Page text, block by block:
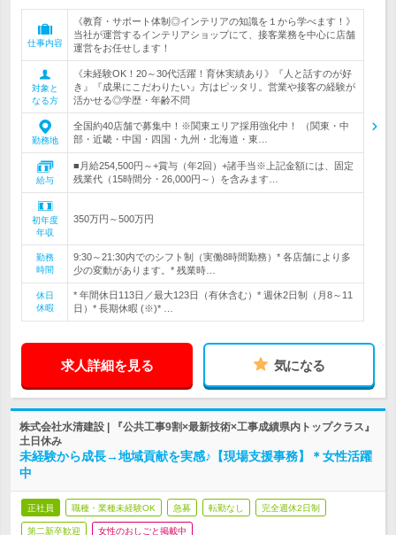
仕事内容
《教育・サポート体制◎インテリアの知識を１から学べます！》
当社が運営するインテリアショップにて、接客業務を中心に店舗
運営をお任せします！
対象と
なる方
《未経験OK！20～30代活躍！育休実績あり》『人と話すのが好
き』『成果にこだわりたい』方はピッタリ。営業や接客の経験が
活かせる◎学歴・年齢不問
勤務地
全国約40店舗で募集中！※関東エリア採用強化中！ （関東・中
部・近畿・中国・四国・九州・北海道・東…
給与
■月給254,500円～+賞与（年2回）+諸手当※上記金額には、固定
残業代（15時間分・26,000円～）を含みます…
初年度
年収
350万円～500万円
勤務
時間
9:30～21:30内でのシフト制（実働8時間勤務）* 各店舗により多
少の変動があります。* 残業時…
休日
休暇
* 年間休日113日／最大123日（有休含む）* 週休2日制（月8～11
日）* 長期休暇 (※)* …
求人詳細を見る 気になる
株式会社水清建設 | 『公共工事9割×最新技術×工事成績県内トップクラス』
土日休み
未経験から成長→地域貢献を実感♪【現場支援事務】＊女性活躍
中
正社員 職種・業種未経験OK 急募 転勤なし 完全週休2日制
第二新卒歓迎 女性のおしごと掲載中